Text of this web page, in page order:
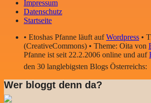
Impressum
Datenschutz
Startseite
• Etoshas Pfanne läuft aufWordpress •
(CreativeCommons) • Theme: Oita von
Pfanne ist seit 22.2.2006 online und auf
den 30 langlebigsten Blogs Österreichs:
Wer bloggt denn da?